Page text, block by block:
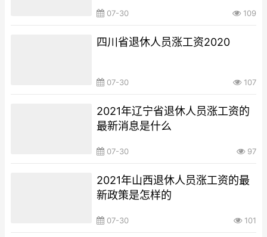
07-30 109
四川省退休人员涨工资2020
07-30 107
2021年辽宁省退休人员涨工资的
最新消息是什么
07-30 97
2021年山西退休人员涨工资的最
新政策是怎样的
07-30 101